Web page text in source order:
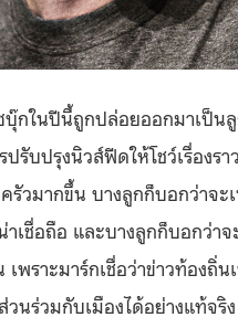
บุ๊กในปีนี้ถูกปล่อยออกมาเป็น
รับปรุงนิวส์ฟีดให้โชว์เรื่องรา
รัวมากขึ้น บางลูกก็บอกว่าจะ
เชื่อถือ และบางลูกก็บอกว่าจ
เพราะมาร์กเชื่อว่าข่าวท้องถิ่
นร่วมกับเมืองได้อย่างแท้จริ